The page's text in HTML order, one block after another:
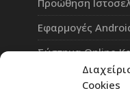
Cookies
Εφαρμογές
Σύστημα Online
Πλατφόρμα